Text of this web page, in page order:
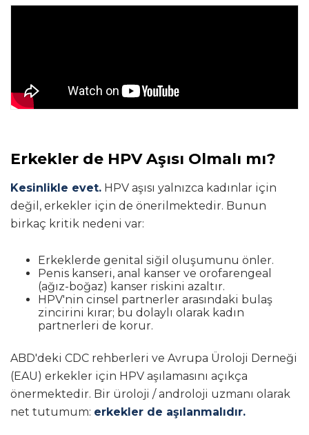
Erkekler de HPV Aşısı Olmalı mı?
Kesinlikle evet. HPV aşısı yalnızca kadınlar için
değil, erkekler için de önerilmektedir. Bunun
birkaç kritik nedeni var:
Erkeklerde genital siğil oluşumunu önler.
Penis kanseri, anal kanser ve orofarengeal
(ağız-boğaz) kanser riskini azaltır.
HPV'nin cinsel partnerler arasındaki bulaş
zincirini kırar; bu dolaylı olarak kadın
partnerleri de korur.
ABD'deki CDC rehberleri ve Avrupa Üroloji Derneği
(EAU) erkekler için HPV aşılamasını açıkça
önermektedir. Bir üroloji / androloji uzmanı olarak
net tutumum: erkekler de aşılanmalıdır.